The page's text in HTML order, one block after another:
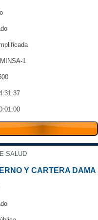
1
SALUD
Y CARTERA DAMA